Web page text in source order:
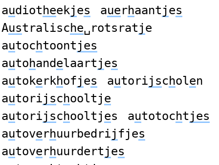
audiotheekjes auerhaantjes
Australische␣rotsratje
autochtoontjes
autohandelaartjes
autokerkhofjes autorijscholen
autorijschooltje
autorijschooltjes autotochtjes
autoverhuurbedrij fjes
autoverhuurdertjes